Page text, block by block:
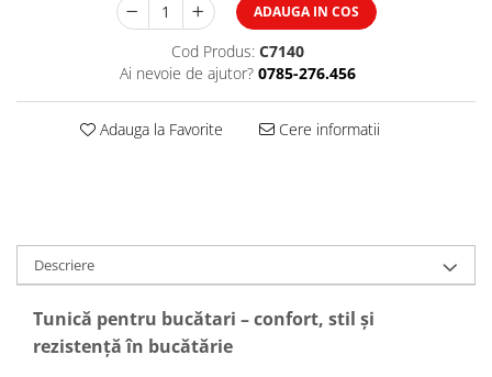
ADAUGA IN COS
Cod Produs: C7140
Ai nevoie de ajutor? 0785-276.456
Adauga la Favorite Cere informatii
Descriere
Tunică pentru bucătari – confort, stil și
rezistență în bucătărie